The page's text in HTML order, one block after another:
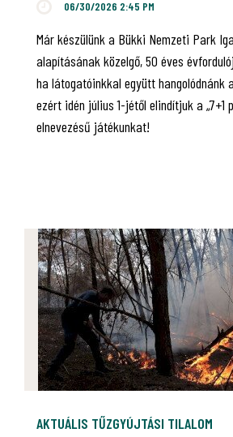
06/30/2026 2:45 PM
Már készülünk a Bükki Nemzeti Park
alapításának közelgő, 50 éves
ha látogatóinkkal együtt hangolódnánk
ezért idén július 1-jétől elindítjuk a „7+1
elnevezésű játékunkat!
AKTUÁLIS TŰZGYÚJTÁSI TILALOM